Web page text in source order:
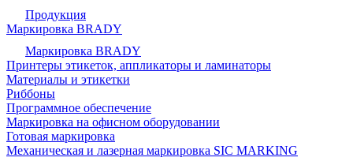
Продукция
Маркировка BRADY
Маркировка BRADY
Принтеры этикеток, аппликаторы и ламинаторы
Материалы и этикетки
Риббоны
Программное обеспечение
Маркировка на офисном оборудовании
Готовая маркировка
Механическая и лазерная маркировка SIC MARKING